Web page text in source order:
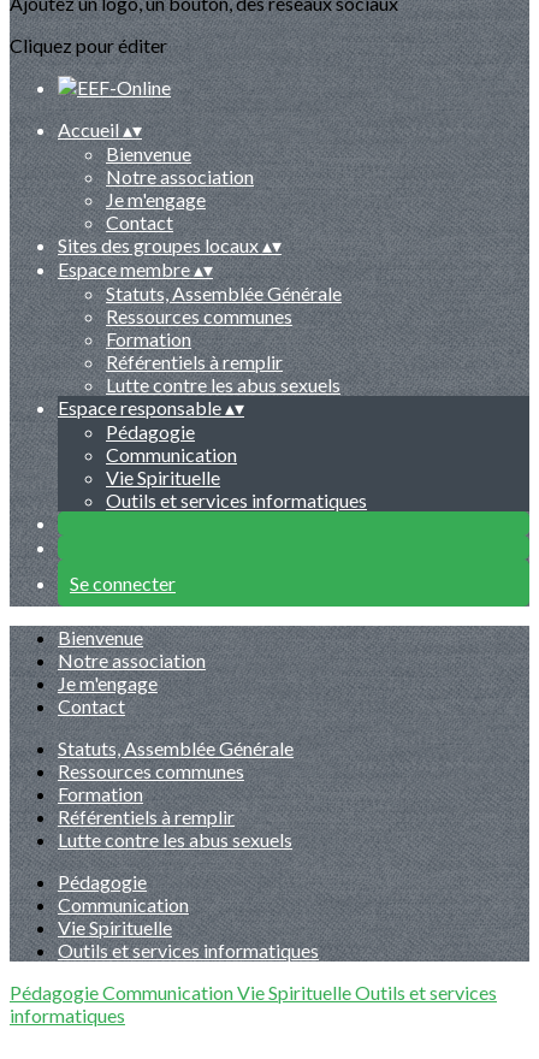
Cliquez pour éditer
Accueil▴▾
Bienvenue
Notre association
Je m'engage
Contact
Sites des groupes locaux▴▾
Espace membre▴▾
Statuts, Assemblée Générale
Ressources communes
Formation
Référentiels à remplir
Lutte contre les abus sexuels
Espace responsable▴▾
Pédagogie
Communication
Vie Spirituelle
Outils et services informatiques
Se connecter
Bienvenue
Notre association
Je m'engage
Contact
Statuts, Assemblée Générale
Ressources communes
Formation
Référentiels à remplir
Lutte contre les abus sexuels
Pédagogie
Communication
Vie Spirituelle
Outils et services informatiques
PédagogieCommunicationVie SpirituelleOutils et services
informatiques